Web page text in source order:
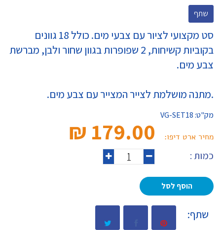
שתף
סט מקצועי לציור עם צבעי מים. כולל 18 גוונים
בקוביות קשיחות, 2 שפופרות בגוון שחור ולבן, מברשת
צבע מים.
.מתנה מושלמת לצייר המצייר עם צבע מים.
מק"ט:VG-SET18
מחיר ארט דיפו: 179.00 ₪‎
כמות :
הוסף לסל
שתף: